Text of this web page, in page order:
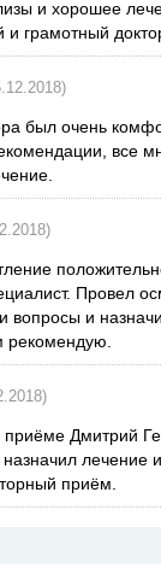
и хорошее
грамотный
был очень
все
Провел
вопросы и
рекомендую.
Дмитрий
лечение
приём.